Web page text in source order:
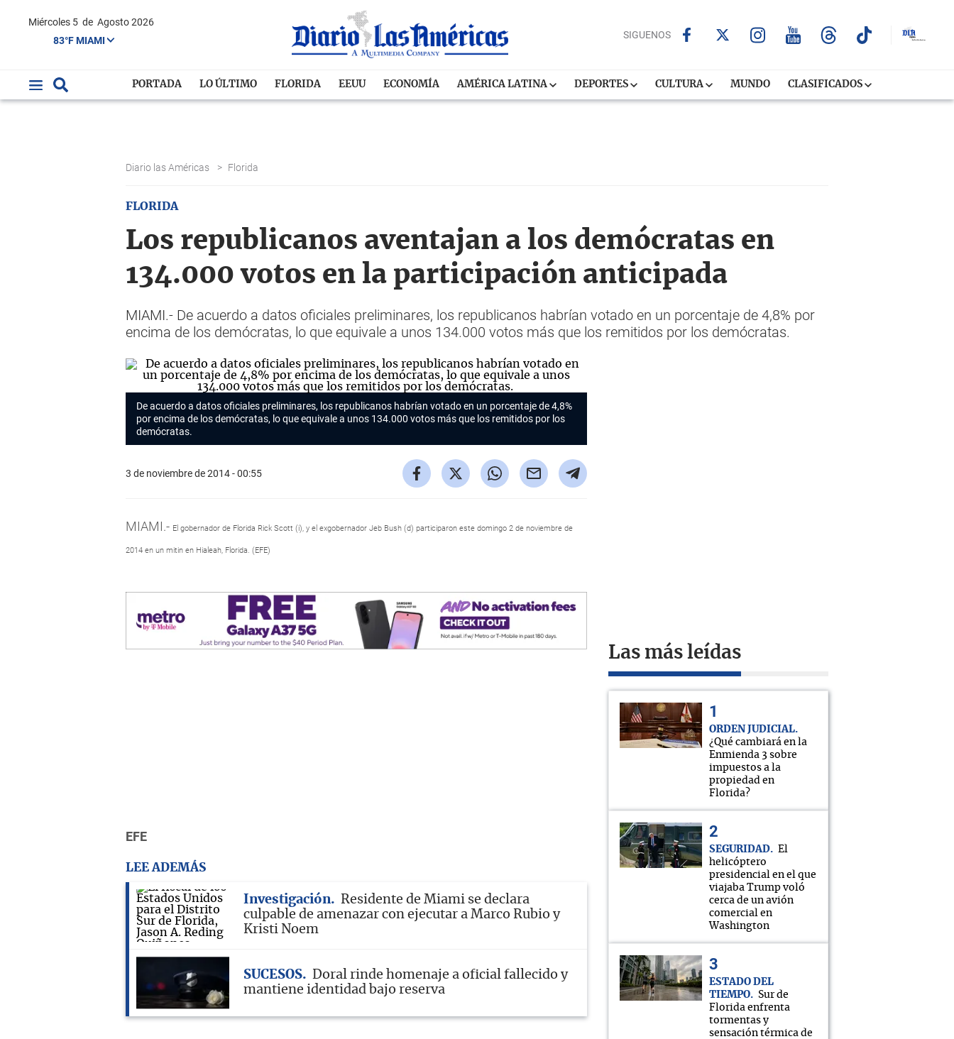
Miércoles 5 de Agosto 2026
83°F MIAMI
SIGUENOS
PORTADA LO ÚLTIMO FLORIDA EEUU ECONOMÍA AMÉRICA LATINA DEPORTES CULTURA MUNDO CLASIFICADOS
Diario las Américas > Florida
FLORIDA
Los republicanos aventajan a los demócratas en
134.000 votos en la participación anticipada
MIAMI.- De acuerdo a datos oficiales preliminares, los republicanos habrían votado en un porcentaje de 4,8% por
encima de los demócratas, lo que equivale a unos 134.000 votos más que los remitidos por los demócratas.
De acuerdo a datos oficiales preliminares, los republicanos habrían votado en un porcentaje de 4,8%
por encima de los demócratas, lo que equivale a unos 134.000 votos más que los remitidos por los
demócratas.
3 de noviembre de 2014 - 00:55
MIAMI.- El gobernador de Florida Rick Scott (i), y el exgobernador Jeb Bush (d) participaron este domingo 2 de noviembre de
2014 en un mitin en Hialeah, Florida. (EFE)
EFE
LEE ADEMÁS
Investigación
Residente de Miami se declara
culpable de amenazar con ejecutar a Marco Rubio y
Kristi Noem
SUCESOS
Doral rinde homenaje a oficial fallecido y
mantiene identidad bajo reserva
Las más leídas
ORDEN JUDICIAL
¿Qué cambiará en la
Enmienda 3 sobre
impuestos a la
propiedad en
Florida?
SEGURIDAD
El
helicóptero
presidencial en el que
viajaba Trump voló
cerca de un avión
comercial en
Washington
ESTADO DEL
TIEMPO
Sur de
Florida enfrenta
tormentas y
sensación térmica de